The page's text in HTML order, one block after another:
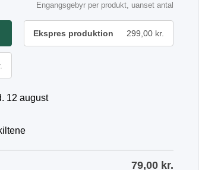
Engangsgebyr per produkt, uanset antal
Ekspres produktion 299,00 kr.
12 august
79,00 kr.